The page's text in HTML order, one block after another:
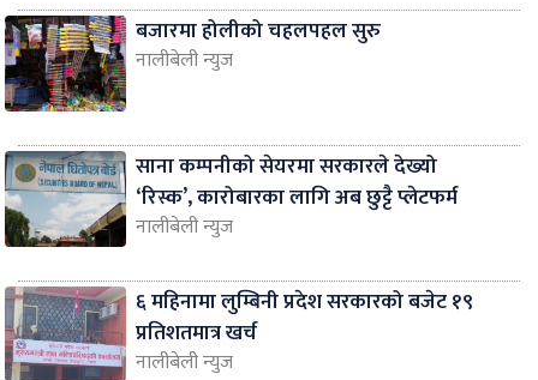
बजारमा होलीको चहलपहल सुरु
नालीबेली न्युज
साना कम्पनीको सेयरमा सरकारले देख्यो
‘रिस्क’, कारोबारका लागि अब छुट्टै प्लेटफर्म
नालीबेली न्युज
६ महिनामा लुम्बिनी प्रदेश सरकारको बजेट १९
प्रतिशतमात्र खर्च
नालीबेली न्युज